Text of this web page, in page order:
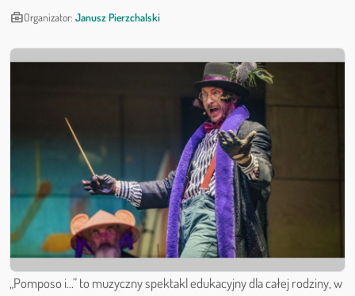
business_centerOrganizator: Janusz Pierzchalski
„Pomposo i...” to muzyczny spektakl edukacyjny dla całej rodziny, w